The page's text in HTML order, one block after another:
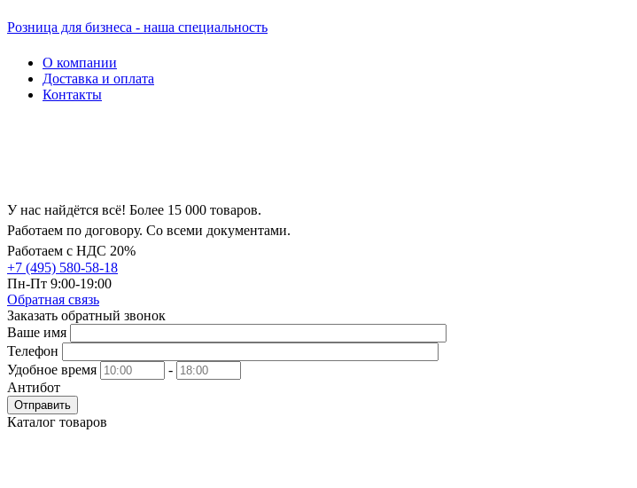
Розница для бизнеса - наша специальность
О компании
Доставка и оплата
Контакты
У нас найдётся всё! Более 15 000 товаров.
Работаем по договору. Со всеми документами.
Работаем с НДС 20%
+7 (495) 580-58-18
Пн-Пт 9:00-19:00
Обратная связь
Заказать обратный звонок
Ваше имя
Телефон
Удобное время
-
Антибот
Отправить
Каталог товаров